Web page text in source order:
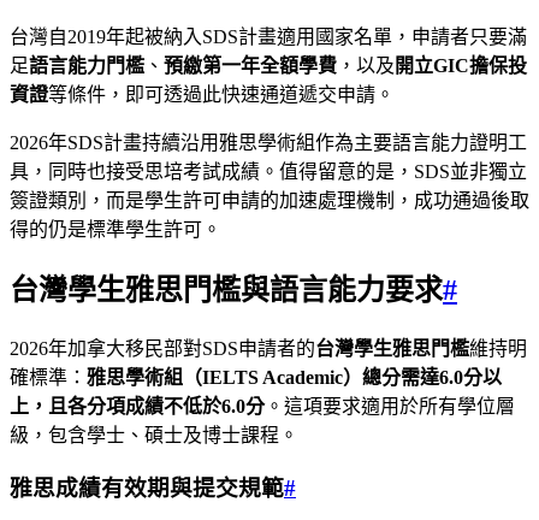
台灣自2019年起被納入SDS計畫適用國家名單，申請者只要滿
足語言能力門檻 、 預繳第一年全額學費 ，以及 開立GIC擔保投
資證等條件，即可透過此快速通道遞交申請。
2026年SDS計畫持續沿用雅思學術組作為主要語言能力證明工
具，同時也接受思培考試成績。值得留意的是，SDS並非獨立
簽證類別，而是學生許可申請的加速處理機制，成功通過後取
得的仍是標準學生許可。
台灣學生雅思門檻與語言能力要求#
2026年加拿大移民部對SDS申請者的台灣學生雅思門檻維持明
確標準： 雅思學術組（IELTS Academic）總分需達6.0分以
上，且各分項成績不低於6.0分。這項要求適用於所有學位層
級，包含學士、碩士及博士課程。
雅思成績有效期與提交規範#